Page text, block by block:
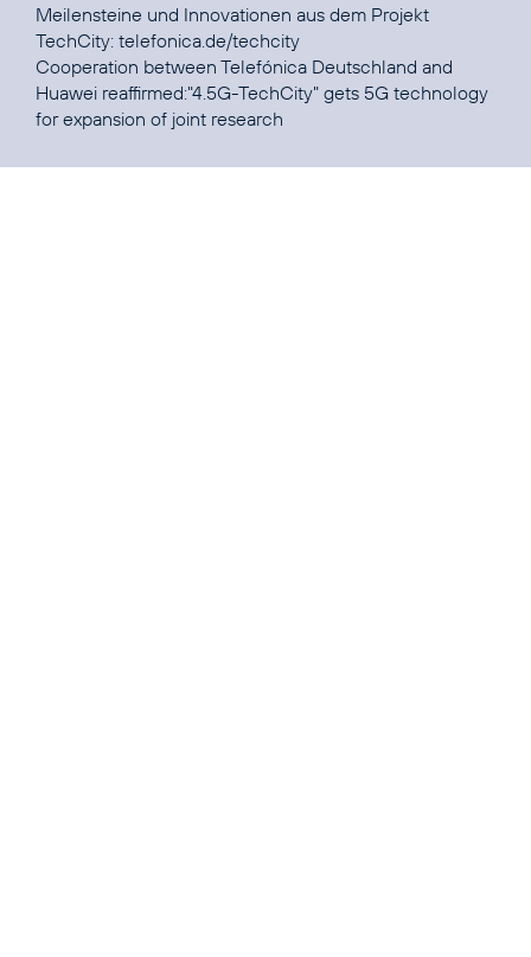
Meilensteine und Innovationen aus dem Projekt
TechCity: telefonica.de/techcity
Cooperation between Telefónica Deutschland and
Huawei reaffirmed:"4.5G-TechCity" gets 5G technology
for expansion of joint research